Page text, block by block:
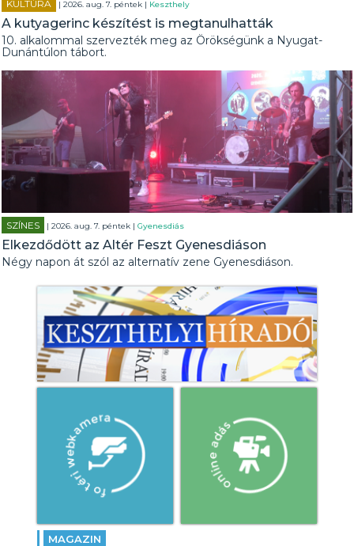
KULTÚRA | 2026. aug. 7. péntek | Keszthely
A kutyagerinc készítést is megtanulhatták
10. alkalommal szervezték meg az Örökségünk a Nyugat-
Dunántúlon tábort.
SZÍNES | 2026. aug. 7. péntek |Gyenesdiás
Elkezdődött az Altér Feszt Gyenesdiáson
Négy napon át szól az alternatív zene Gyenesdiáson.
MAGAZIN